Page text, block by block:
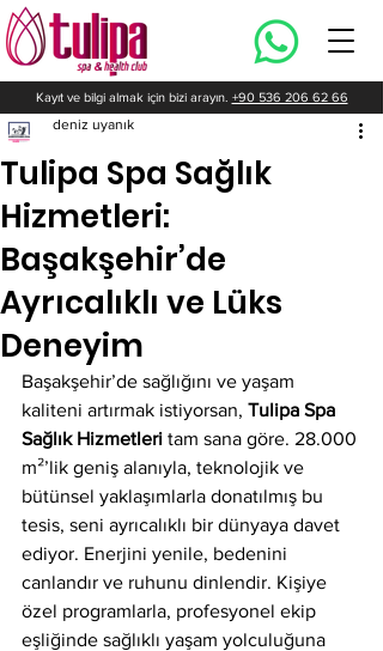
Kayıt ve bilgi almak için bizi arayın. +90 536 206 62 66
Tulipa Spa Sağlık
Hizmetleri:
Başakşehir’de
Ayrıcalıklı ve Lüks
Deneyim
deniz uyanık
Başakşehir’de sağlığını ve yaşam
kaliteni artırmak istiyorsan, Tulipa Spa
Sağlık Hizmetleri tam sana göre. 28.000
m²’lik geniş alanıyla, teknolojik ve
bütünsel yaklaşımlarla donatılmış bu
tesis, seni ayrıcalıklı bir dünyaya davet
ediyor. Enerjini yenile, bedenini
canlandır ve ruhunu dinlendir. Kişiye
özel programlarla, profesyonel ekip
eşliğinde sağlıklı yaşam yolculuğuna